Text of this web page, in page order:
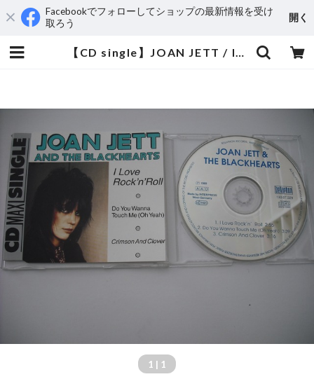
Facebookでフォローしてショップの最新情報を受け
取ろう
開く
【CD single】JOAN JETT / I LOVE ROCK 'N' ROLL (3Track) | aeromamas2000
1 | 1